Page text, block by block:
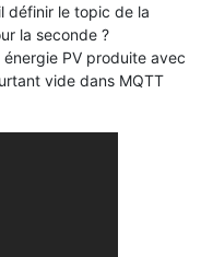
définir le topic de la
la seconde ?
PV produite avec
vide dans MQTT